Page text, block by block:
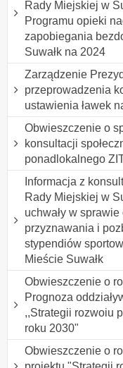
Rady Miejskiej w
Programu opieki
zapobiegania
Suwałk na 2024
Zarządzenie
przeprowadzenia
ustawienia ławek
Obwieszczenie o
konsultacji
ponadlokalnego
Informacja z
Rady Miejskiej w
uchwały w
przyznawania i
stypendiów
Mieście Suwałk
Obwieszczenie o
Prognoza
,,Strategii rozwoiu
roku 2030"
Obwieszczenie o